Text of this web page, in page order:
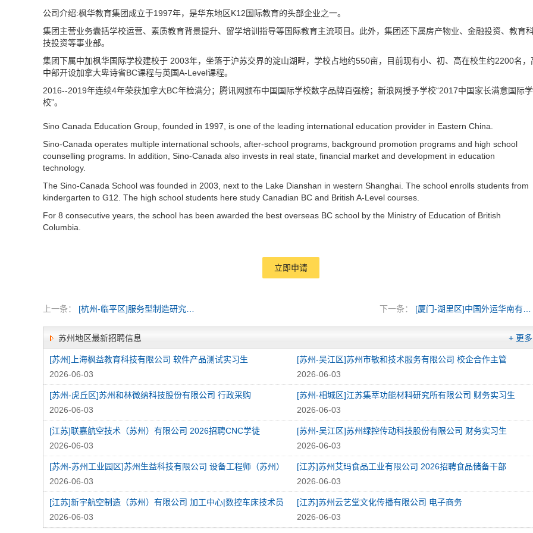
公司介绍:枫华教育集团成立于1997年，是华东地区K12国际教育的头部企业之一。
集团主营业务囊括学校运营、素质教育背景提升、留学培训指导等国际教育主流项目。此外，集团还下属房产物业、金融投资、教育
技投资等事业部。
集团下属中加枫华国际学校建校于 2003年，坐落于沪苏交界的淀山湖畔，学校占地约550亩，目前现有小、初、高在校生约2200名，
中部开设加拿大卑诗省BC课程与英国A-Level课程。
2016--2019年连续4年荣获加拿大BC年检满分；腾讯网颁布中国国际学校数字品牌百强榜；新浪网授予学校“2017中国家长满意国际学
校”。
Sino Canada Education Group, founded in 1997, is one of the leading international education provider in Eastern China.
Sino-Canada operates multiple international schools, after-school programs, background promotion programs and high school
counselling programs. In addition, Sino-Canada also invests in real state, financial market and development in education
technology.
The Sino-Canada School was founded in 2003, next to the Lake Dianshan in western Shanghai. The school enrolls students from
kindergarten to G12. The high school students here study Canadian BC and British A-Level courses.
For 8 consecutive years, the school has been awarded the best overseas BC school by the Ministry of Education of British
Columbia.
立即申请
上一条： [杭州-临平区]服务型制造研究院（杭州）有限公司 下一条： [厦门-湖里区]中国外运华南有限公司
苏州地区最新招聘信息 + 更多
[苏州]上海枫益教育科技有限公司 软件产品测试实习生
2026-06-03
[苏州-吴江区]苏州市敏和技术服务有限公司 校企合作主管
2026-06-03
[苏州-虎丘区]苏州和林微纳科技股份有限公司 行政采购
2026-06-03
[苏州-相城区]江苏集萃功能材料研究所有限公司 财务实习生
2026-06-03
[江苏]联嘉航空技术（苏州）有限公司 2026招聘CNC学徒
2026-06-03
[苏州-吴江区]苏州绿控传动科技股份有限公司 财务实习生
2026-06-03
[苏州-苏州工业园区]苏州生益科技有限公司 设备工程师（苏州）
2026-06-03
[江苏]苏州艾玛食品工业有限公司 2026招聘食品储备干部
2026-06-03
[江苏]新宇航空制造（苏州）有限公司 加工中心|数控车床技术员
2026-06-03
[江苏]苏州云艺堂文化传播有限公司 电子商务
2026-06-03